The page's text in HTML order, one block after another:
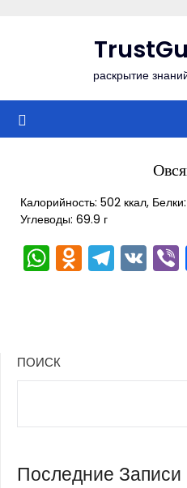
раскрытие
Калорийность: 502 ккал,
Углеводы: 69.9 г
WhatsApp
VK
ПОИСК
Последние Записи